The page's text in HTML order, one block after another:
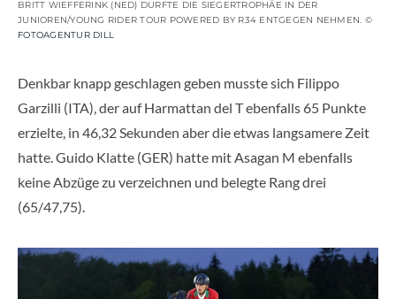
BRITT WIEFFERINK (NED) DURFTE DIE SIEGERTROPHÄE IN DER
JUNIOREN/YOUNG RIDER TOUR POWERED BY R34 ENTGEGEN NEHMEN. ©
FOTOAGENTUR DILL
Denkbar knapp geschlagen geben musste sich Filippo
Garzilli (ITA), der auf Harmattan del T ebenfalls 65 Punkte
erzielte, in 46,32 Sekunden aber die etwas langsamere Zeit
hatte. Guido Klatte (GER) hatte mit Asagan M ebenfalls
keine Abzüge zu verzeichnen und belegte Rang drei
(65/47,75).